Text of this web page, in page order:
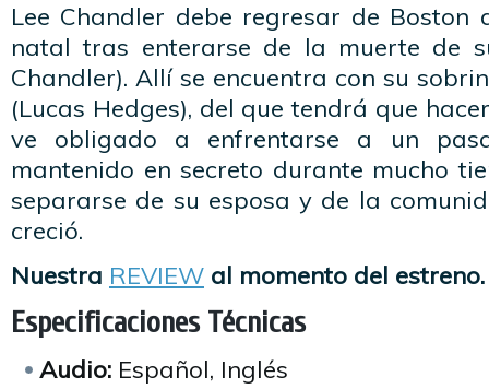
Lee Chandler debe regresar de Boston
natal tras enterarse de la muerte de
Chandler). Allí se encuentra con su
(Lucas Hedges), del que tendrá que
ve obligado a enfrentarse a un
mantenido en secreto durante mucho
separarse de su esposa y de la
creció.
Nuestra REVIEW al momento del estreno.
Especificaciones Técnicas
Audio: Español, Inglés